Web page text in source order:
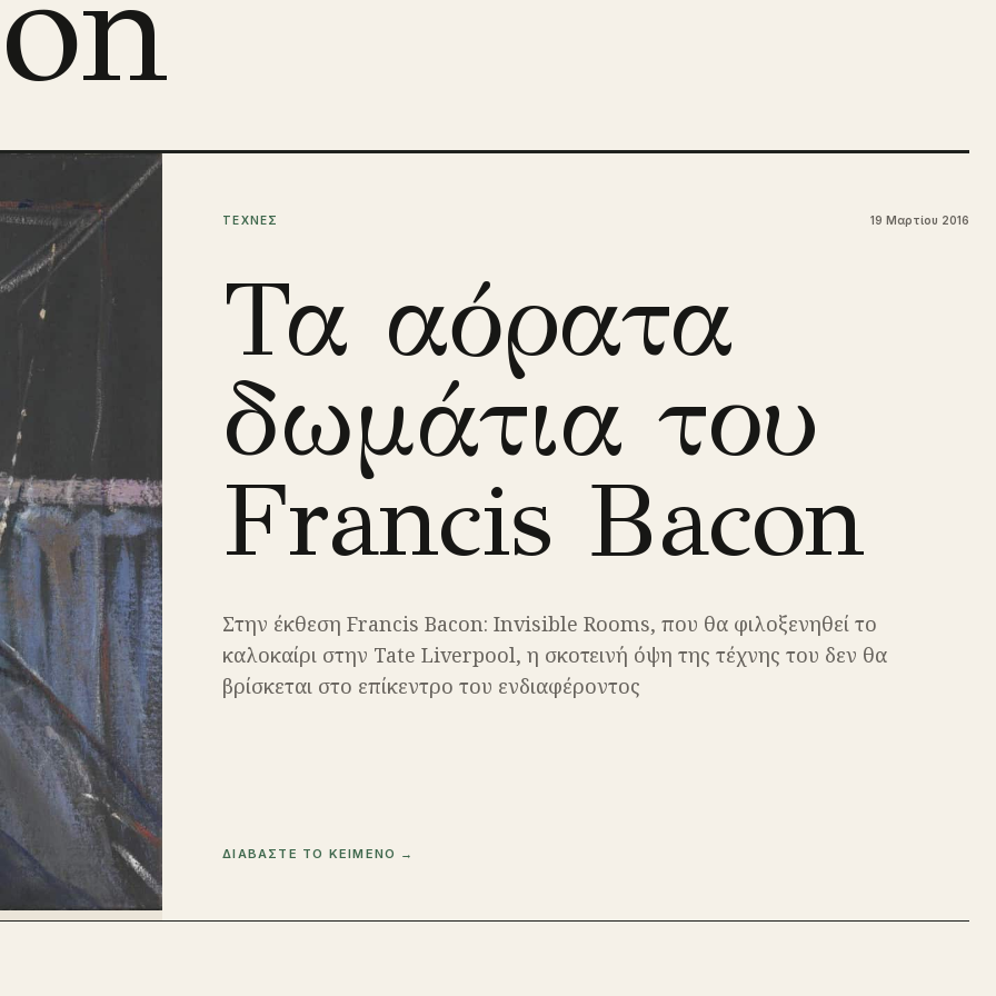
ΤΕΧΝΕΣ 19 Μαρτίου 2016
Τα αόρατα
δωμάτια του
Francis Bacon
Στην έκθεση Francis Bacon: Invisible Rooms, που θα φιλοξενηθεί το
καλοκαίρι στην Tate Liverpool, η σκοτεινή όψη της τέχνης του δεν θα
βρίσκεται στο επίκεντρο του ενδιαφέροντος
ΔΙΑΒΑΣΤΕ ΤΟ ΚΕΙΜΕΝΟ →